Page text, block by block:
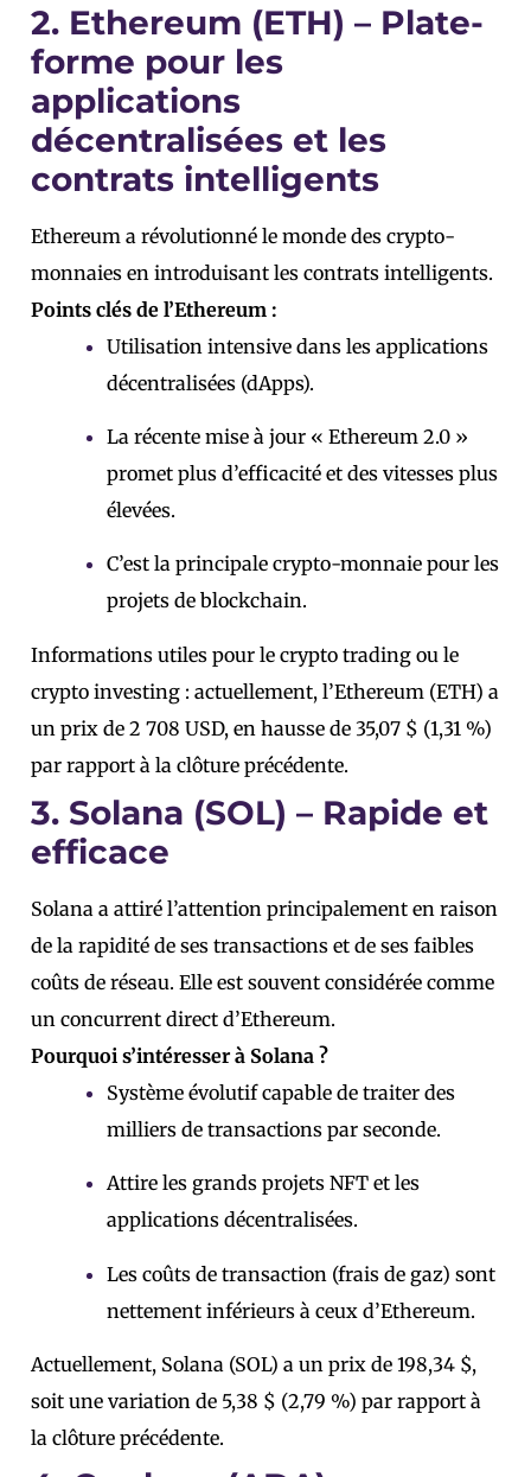
2. Ethereum (ETH) – Plate-
forme pour les
applications
décentralisées et les
contrats intelligents
Ethereum a révolutionné le monde des crypto-
monnaies en introduisant les contrats intelligents.
Points clés de l’Ethereum :
Utilisation intensive dans les applications
décentralisées (dApps).
La récente mise à jour « Ethereum 2.0 »
promet plus d’efficacité et des vitesses plus
élevées.
C’est la principale crypto-monnaie pour les
projets de blockchain.
Informations utiles pour le crypto trading ou le
crypto investing : actuellement, l’Ethereum (ETH) a
un prix de 2 708 USD, en hausse de 35,07 $ (1,31 %)
par rapport à la clôture précédente.
3. Solana (SOL) – Rapide et
efficace
Solana a attiré l’attention principalement en raison
de la rapidité de ses transactions et de ses faibles
coûts de réseau. Elle est souvent considérée comme
un concurrent direct d’Ethereum.
Pourquoi s’intéresser à Solana ?
Système évolutif capable de traiter des
milliers de transactions par seconde.
Attire les grands projets NFT et les
applications décentralisées.
Les coûts de transaction (frais de gaz) sont
nettement inférieurs à ceux d’Ethereum.
Actuellement, Solana (SOL) a un prix de 198,34 $,
soit une variation de 5,38 $ (2,79 %) par rapport à
la clôture précédente.